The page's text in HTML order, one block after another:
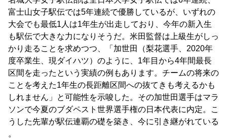
富士山女子駅伝では5年連続で優勝しているが、いずれの
大会でも最低1人は1年生が出走しており、今年の新入生
も駅伝で大きな力になりそうだ。米田監督は上級生がしっ
かり走ることを求めつつ、「加世田（梨花選手、2020年
度卒業生、現ダイハツ）のように、1年目から4年間最長
区間を走ったという実績の例もあります。チームの将来の
ことを考えた1年生の長距離区間への抜てきも考えるかも
しれません」と可能性を示唆した。その加世田選手はマラ
ソンで今夏のブダペスト世界選手権の日本代表に内定。こ
うした先輩が駅伝連覇の礎を築き、今に引き継がれている
。